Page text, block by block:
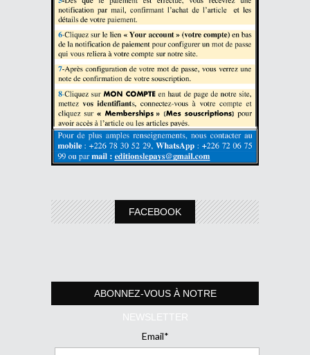
FACEBOOK
ABONNEZ-VOUS À NOTRE
NEWSLETTER
Email*